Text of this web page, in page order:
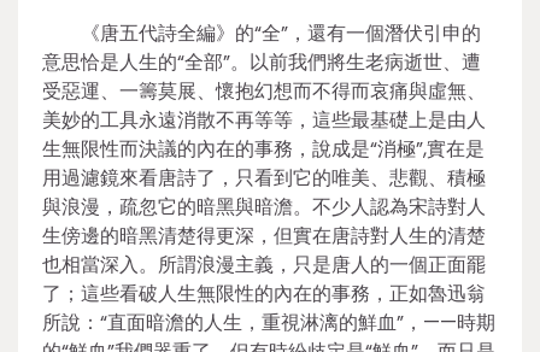
《唐五代詩全編》的“全”，還有一個潛伏引申的
意思恰是人生的“全部”。以前我們將生老病逝世、遭
受惡運、一籌莫展、懷抱幻想而不得而哀痛與虛無、
美妙的工具永遠消散不再等等，這些最基礎上是由人
生無限性而決議的內在的事務，說成是“消極”,實在是
用過濾鏡來看唐詩了，只看到它的唯美、悲觀、積極
與浪漫，疏忽它的暗黑與暗澹。不少人認為宋詩對人
生傍邊的暗黑清楚得更深，但實在唐詩對人生的清楚
也相當深入。所謂浪漫主義，只是唐人的一個正面罷
了；這些看破人生無限性的內在的事務，正如魯迅翁
所說：“直面暗澹的人生，重視淋漓的鮮血”，——時期